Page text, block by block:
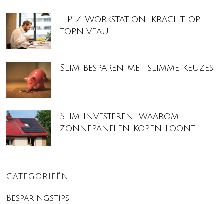
HP Z Workstation: kracht op
topniveau
Slim besparen met slimme keuzes
Slim investeren: waarom
zonnepanelen kopen loont
CATEGORIEËN
Besparingstips